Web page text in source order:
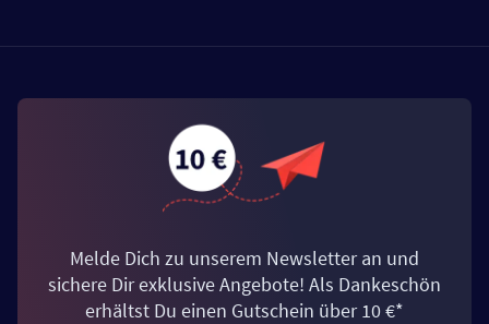
Melde Dich zu unserem Newsletter an und
sichere Dir exklusive Angebote! Als Dankeschön
erhältst Du einen Gutschein über 10 €*